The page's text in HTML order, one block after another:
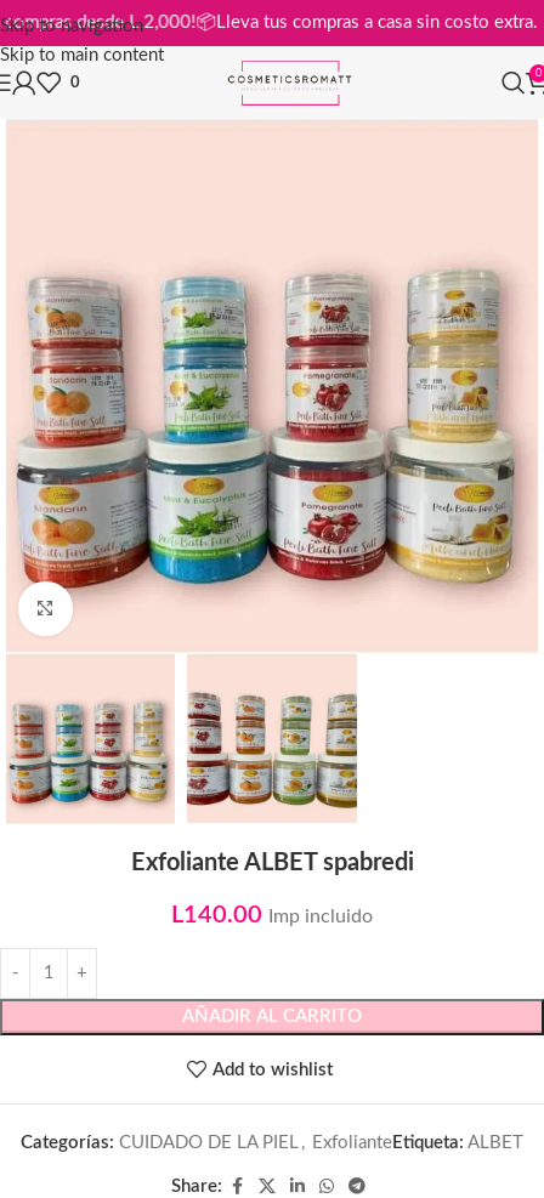
Skip to navigation
Skip to main content
en compras desde L 2,000!📦Lleva tus compras a casa sin costo
0
0
Click to enlarge
Exfoliante ALBET spabredi
L140.00 Imp incluido
AÑADIR AL CARRITO
Add to wishlist
Categorías: CUIDADO DE LA PIEL , Exfoliante Etiqueta: ALBET
Share: